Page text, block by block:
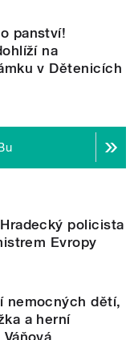
panství!
na
v Dětenicích
policista
Evropy
nemocných dětí,
a herní